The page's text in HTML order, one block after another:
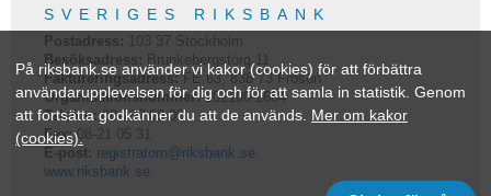
SVERIGES RIKSBANK
Postadress: 103 37 Stockholm
Besöksadress: Brunkebergstorg 11
Faktureringsadress:FE 63, 838 73 Frösön
Organisationsnummer:202100-2684
Telefon: 08-787 00 00
Fax:08-21 05 31
E-post: registratorn@riksbank.se
www.riksbank.se
På riksbank.se använder vi kakor (cookies) för att förbättra
användarupplevelsen för dig och för att samla in statistik. Genom
att fortsätta godkänner du att de används. Mer om kakor
(cookies).